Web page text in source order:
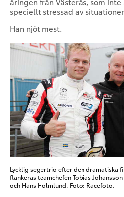
speciellt stressad av
Han njöt mest.
Lycklig segertrio efter den dramatiska
flankeras teamchefen Tobias
och Hans Holmlund. Foto: Racefoto.